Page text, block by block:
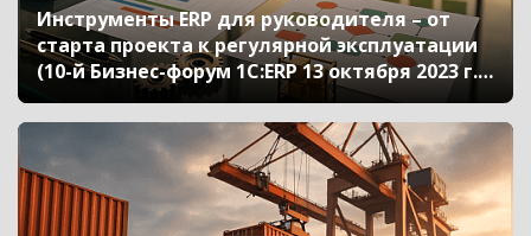
Инструменты ERP для руководителя – от
старта проекта к регулярной эксплуатации
(10-й Бизнес-форум 1С:ERP 13 октября 2023 г.,
Кислов Алексей, «1С»)